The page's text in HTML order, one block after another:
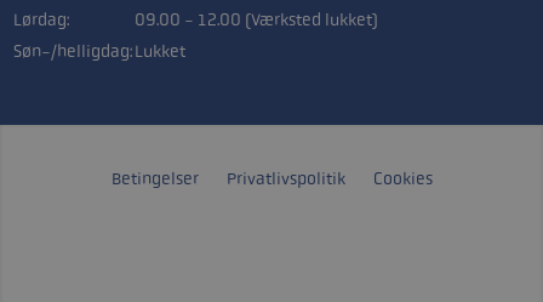
Lørdag:
09.00 - 12.00 (Værksted lukket)
Søn-/helligdag:Lukket
Betingelser Privatlivspolitik Cookies